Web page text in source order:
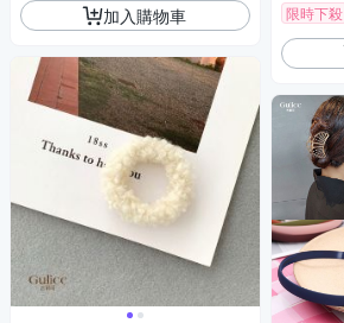
加入購物車 限時下殺